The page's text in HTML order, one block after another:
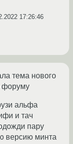
17:26:46
тема нового
форуму
альфа
и тач
пару
версию минта